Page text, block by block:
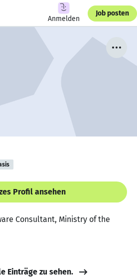
Anmelden
Job posten
Profil ansehen
Consultant, Ministry of the
Einträge zu sehen.